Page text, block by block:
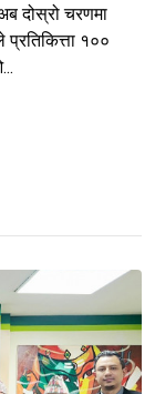
दोस्रो चरणमा
१००